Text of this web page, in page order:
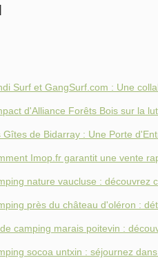
Surf et GangSurf.com : Une
d'Alliance Forêts Bois sur la
Gîtes de Bidarray : Une Porte
Imop.fr garantit une vente
nature vaucluse : découvrez
près du château d'oléron :
camping marais poitevin :
socoa untxin : séjournez